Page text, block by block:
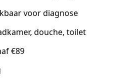
voor diagnose
douche, toilet
€89